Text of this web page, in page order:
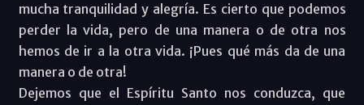
mucha tranquilidad y alegría. Es cierto que podemos
perder la vida, pero de una manera o de otra nos
hemos de ir a la otra vida. ¡Pues qué más da de una
manera o de otra!
Dejemos que el Espíritu Santo nos conduzca, que